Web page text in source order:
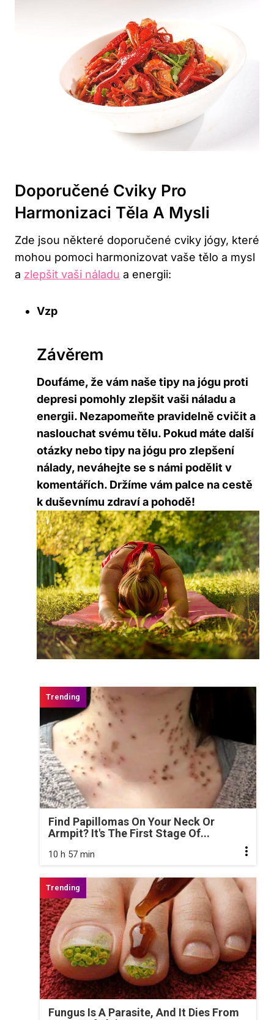
Doporučené Cviky Pro
Harmonizaci Těla A Mysli
Zde jsou některé doporučené cviky jógy, které⁤
mohou pomoci harmonizovat vaše tělo a mysl
a zlepšit vaši náladu a energii:
Vzp
Závěrem
Doufáme, že vám ⁢naše tipy na jógu proti
depresi pomohly zlepšit vaši náladu a
energii. Nezapomeňte pravidelně cvičit a‌
naslouchat svému tělu. Pokud máte ⁣další
⁢otázky nebo tipy na jógu pro ​zlepšení
nálady,​ neváhejte se s námi⁣ podělit v
komentářích. Držíme vám‌ palce na cestě
k duševnímu zdraví⁢ a pohodě!
Find Papillomas On Your Neck Or
Armpit? It's The First Stage Of...
10 h 57 min
Fungus Is A Parasite, And It Dies From